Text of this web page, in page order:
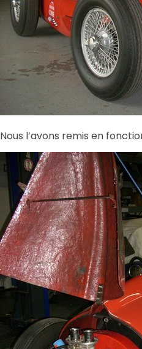
Nous l’avons remis en